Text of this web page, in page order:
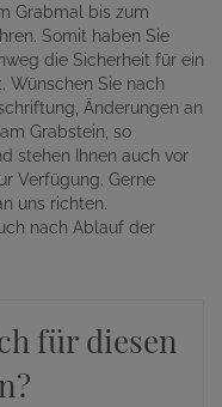
Grabmal bis zum
Somit haben Sie
die Sicherheit für ein
Wünschen Sie nach
Änderungen an
Grabstein, so
stehen Ihnen auch vor
Verfügung. Gerne
uns richten.
nach Ablauf der
für diesen